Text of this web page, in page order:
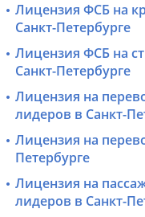
Лицензия ФСБ на
Санкт-Петербурге
Лицензия ФСБ на
Санкт-Петербурге
Лицензия на
лидеров в Санкт-
Лицензия на
Петербурге
Лицензия на
лидеров в Санкт-